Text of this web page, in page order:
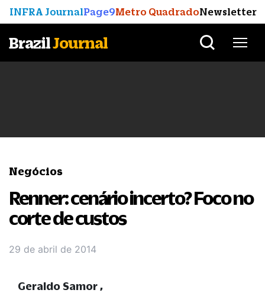
INFRA JournalPage9Metro QuadradoNewsletter
BrazilJournal
Negócios
Renner: cenário incerto? Foco no
corte de custos
29 de abril de 2014
Geraldo Samor